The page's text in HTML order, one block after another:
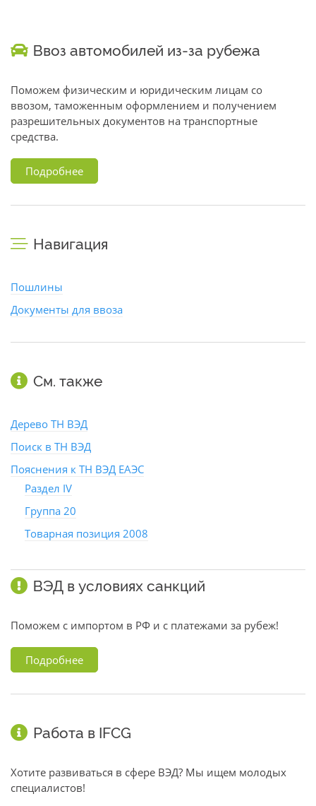
Ввоз автомобилей из-за рубежа
Поможем физическим и юридическим лицам со
ввозом, таможенным оформлением и получением
разрешительных документов на транспортные
средства.
Подробнее
Навигация
Пошлины
Документы для ввоза
См. также
Дерево ТН ВЭД
Поиск в ТН ВЭД
Пояснения к ТН ВЭД ЕАЭС
Раздел IV
Группа 20
Товарная позиция 2008
ВЭД в условиях санкций
Поможем с импортом в РФ и с платежами за рубеж!
Подробнее
Работа в IFCG
Хотите развиваться в сфере ВЭД? Мы ищем молодых
специалистов!